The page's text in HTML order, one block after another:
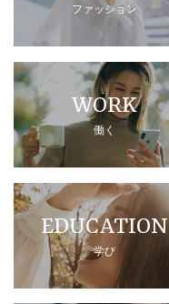
ファッション
WORK
働く
EDUCATION
学び